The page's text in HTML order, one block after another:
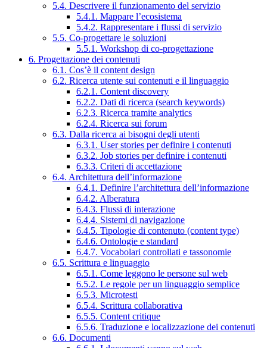
5.4. Descrivere il funzionamento del servizio
5.4.1. Mappare l’ecosistema
5.4.2. Rappresentare i flussi di servizio
5.5. Co-progettare le soluzioni
5.5.1. Workshop di co-progettazione
6. Progettazione dei contenuti
6.1. Cos’è il content design
6.2. Ricerca utente sui contenuti e il linguaggio
6.2.1. Content discovery
6.2.2. Dati di ricerca (search keywords)
6.2.3. Ricerca tramite analytics
6.2.4. Ricerca sui forum
6.3. Dalla ricerca ai bisogni degli utenti
6.3.1. User stories per definire i contenuti
6.3.2. Job stories per definire i contenuti
6.3.3. Criteri di accettazione
6.4. Architettura dell’informazione
6.4.1. Definire l’architettura dell’informazione
6.4.2. Alberatura
6.4.3. Flussi di interazione
6.4.4. Sistemi di navigazione
6.4.5. Tipologie di contenuto (content type)
6.4.6. Ontologie e standard
6.4.7. Vocabolari controllati e tassonomie
6.5. Scrittura e linguaggio
6.5.1. Come leggono le persone sul web
6.5.2. Le regole per un linguaggio semplice
6.5.3. Microtesti
6.5.4. Scrittura collaborativa
6.5.5. Content critique
6.5.6. Traduzione e localizzazione dei contenuti
6.6. Documenti